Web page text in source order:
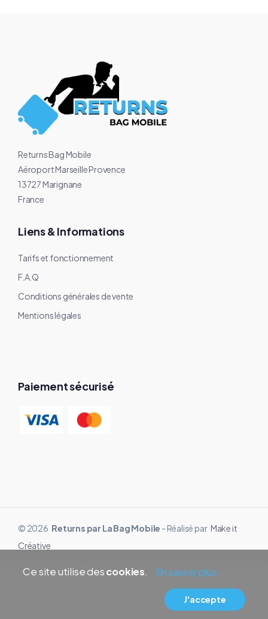
Returns Bag Mobile
Aéroport Marseille Provence
13727 Marignane
France
Liens & Informations
Tarifs et fonctionnement
F.A.Q
Conditions générales de vente
Mentions légales
Paiement sécurisé
© 2026 Returns par La Bag Mobile - Réalisé par Make it
Créative
Ce site utilise descookies. En savoir plus
J'accepte